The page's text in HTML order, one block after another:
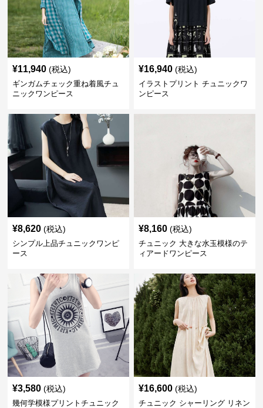
¥11,940 (税込)
ギンガムチェック重ね着風チュ
ニックワンピース
¥16,940 (税込)
イラストプリント チュニックワ
ンピース
¥8,620 (税込)
シンプル上品チュニックワンピ
ース
¥8,160 (税込)
チュニック 大きな水玉模様のテ
ィアードワンピース
¥3,580 (税込)
幾何学模様プリントチュニック
¥16,600 (税込)
チュニック シャーリング リネン